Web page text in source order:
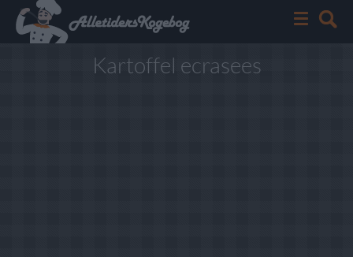
Kartoffel ecrasees